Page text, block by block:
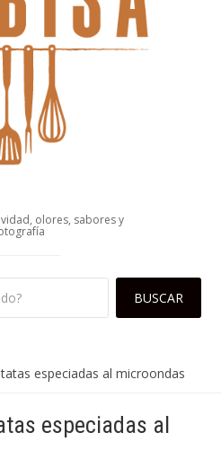
olores, sabores y
especiadas al microondas
especiadas al